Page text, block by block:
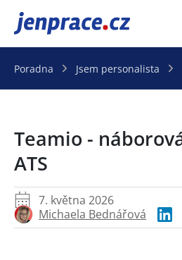
JenPráce.cz
Poradna Jsem personalista
Teamio -
ATS
7. května 2026
Michaela Bednářová